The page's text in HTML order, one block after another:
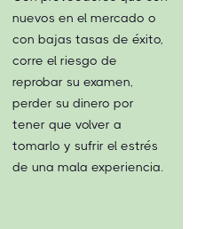
nuevos en el mercado o
con bajas tasas de éxito,
corre el riesgo de
reprobar su examen,
perder su dinero por
tener que volver a
tomarlo y sufrir el estrés
de una mala experiencia.